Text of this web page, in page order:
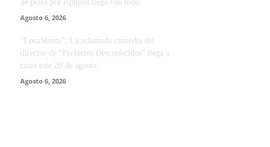
de pelea por equipos llega con todo
Agosto 6, 2026
“LocaMente”: La aclamada comedia del
director de “Perfectos Desconocidos” llega a
cines este 20 de agosto
Agosto 6, 2026